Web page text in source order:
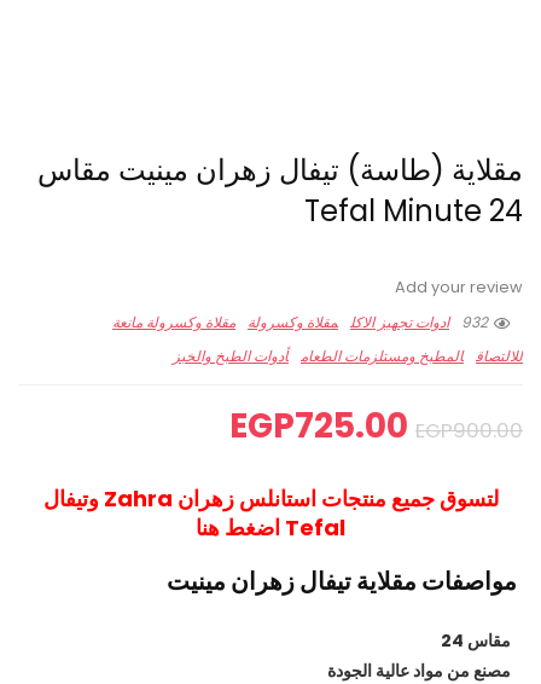
مقلاية (طاسة) تيفال زهران مينيت مقاس
24 Tefal Minute
Add your review
932
ادوات تجهيز الاكل مقلاة وكسرولة
مقلاة وكسرولة مانعة
للالتصاق المطبخ ومستلزمات الطعام أدوات الطبخ والخبز
EGP900.00
EGP725.00
لتسوق جميع منتجات استانلس زهران Zahra وتيفال
Tefal اضغط هنا
مواصفات مقلاية تيفال زهران مينيت
مقاس 24
مصنع من مواد عالية الجودة